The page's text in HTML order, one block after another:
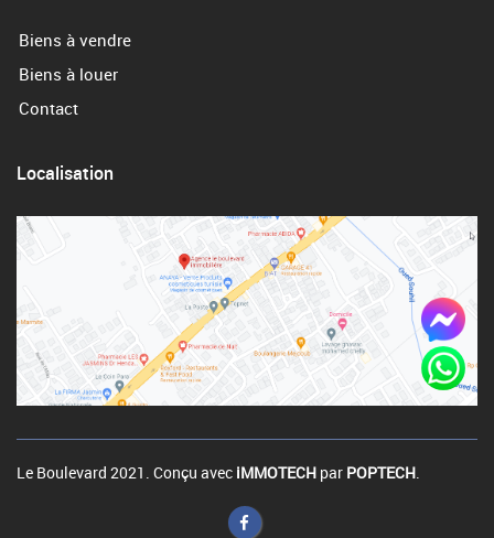
Biens à vendre
Biens à louer
Contact
Localisation
Le Boulevard 2021. Conçu avec iMMOTECH par POPTECH